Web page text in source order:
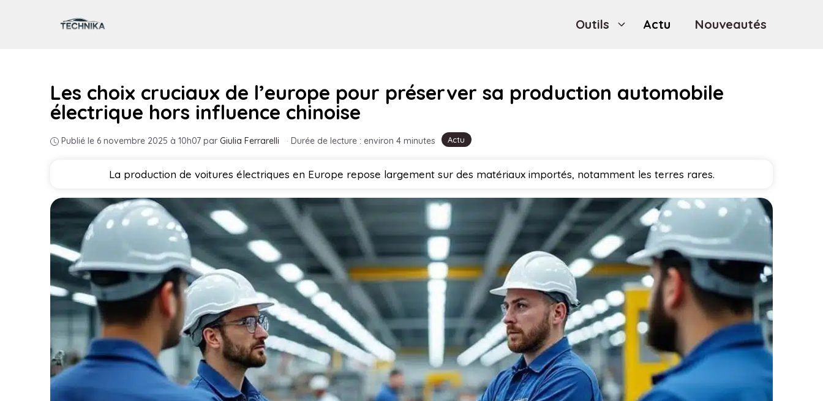
Outils Actu Nouveautés
Actu
Les choix cruciaux de l’europe pour préserver sa production automobile
électrique hors influence chinoise
Publié le 6 novembre 2025 à 10h07 par Giulia Ferrarelli · Durée de lecture : environ 4 minutes
La production de voitures électriques en Europe repose largement sur des matériaux importés, notamment les terres rares.